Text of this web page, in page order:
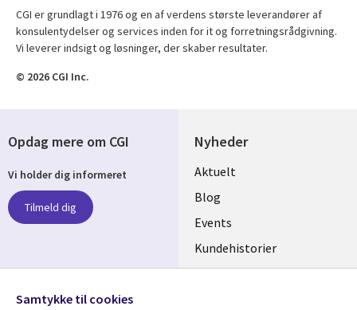
CGI er grundlagt i 1976 og en af verdens største leverandører af
konsulentydelser og services inden for it og forretningsrådgivning.
Vi leverer indsigt og løsninger, der skaber resultater.
© 2026 CGI Inc.
Nyheder
Useful
links
DENMARK
Aktuelt
Blog
Events
Kundehistorier
Videoer
Opdag mere om CGI
Vi holder dig informeret
Tilmeld dig
Samtykke til cookies